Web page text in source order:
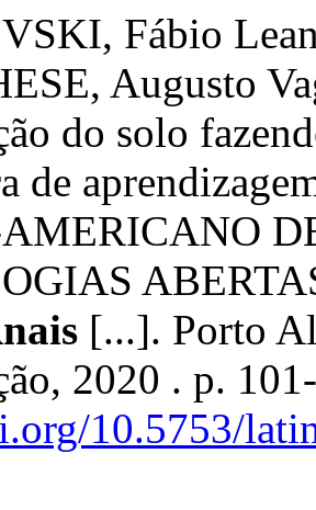
Fábio
Augusto
do solo
de
[...]. Porto
2020 . p.
10.5753/